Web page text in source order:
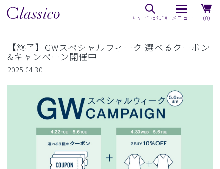
（0）
【終了】GWスペシャルウィーク 選べるクーポン
&キャンペーン開催中
2025.04.30